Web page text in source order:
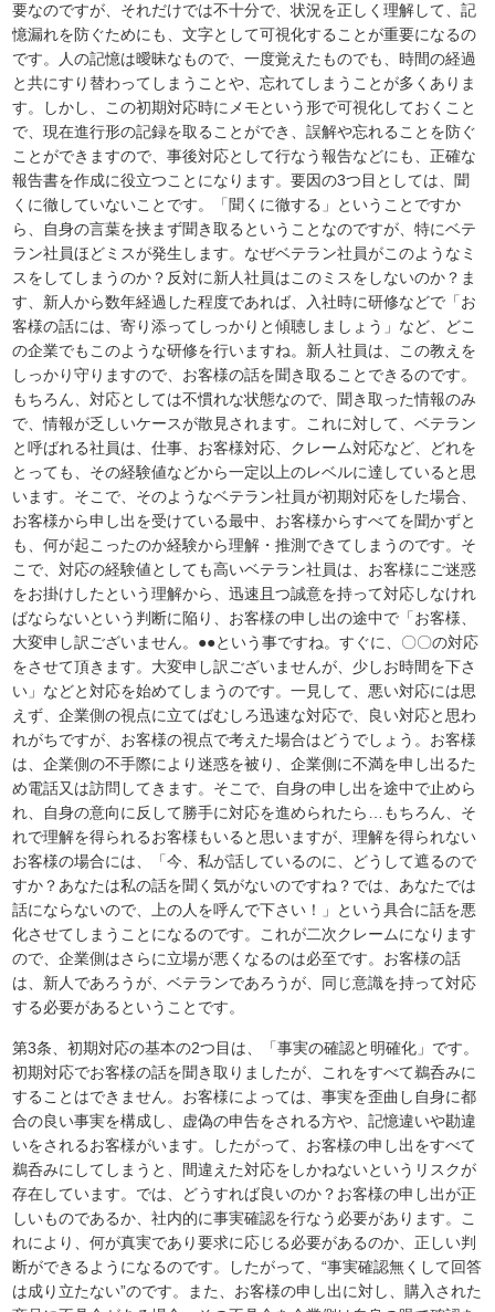
要なのですが、それだけでは不十分で、状況を正しく理解して、記
憶漏れを防ぐためにも、文字として可視化することが重要になるの
です。人の記憶は曖昧なもので、一度覚えたものでも、時間の経過
と共にすり替わってしまうことや、忘れてしまうことが多くありま
す。しかし、この初期対応時にメモという形で可視化しておくこと
で、現在進行形の記録を取ることができ、誤解や忘れることを防ぐ
ことができますので、事後対応として行なう報告などにも、正確な
報告書を作成に役立つことになります。要因の3つ目としては、聞
くに徹していないことです。「聞くに徹する」ということですか
ら、自身の言葉を挟まず聞き取るということなのですが、特にベテ
ラン社員ほどミスが発生します。なぜベテラン社員がこのようなミ
スをしてしまうのか？反対に新人社員はこのミスをしないのか？ま
す、新人から数年経過した程度であれば、入社時に研修などで「お
客様の話には、寄り添ってしっかりと傾聴しましょう」など、どこ
の企業でもこのような研修を行いますね。新人社員は、この教えを
しっかり守りますので、お客様の話を聞き取ることできるのです。
もちろん、対応としては不慣れな状態なので、聞き取った情報のみ
で、情報が乏しいケースが散見されます。これに対して、ベテラン
と呼ばれる社員は、仕事、お客様対応、クレーム対応など、どれを
とっても、その経験値などから一定以上のレベルに達していると思
います。そこで、そのようなベテラン社員が初期対応をした場合、
お客様から申し出を受けている最中、お客様からすべてを聞かずと
も、何が起こったのか経験から理解・推測できてしまうのです。そ
こで、対応の経験値としても高いベテラン社員は、お客様にご迷惑
をお掛けしたという理解から、迅速且つ誠意を持って対応しなけれ
ばならないという判断に陥り、お客様の申し出の途中で「お客様、
大変申し訳ございません。●●という事ですね。すぐに、〇〇の対応
をさせて頂きます。大変申し訳ございませんが、少しお時間を下さ
い」などと対応を始めてしまうのです。一見して、悪い対応には思
えず、企業側の視点に立てばむしろ迅速な対応で、良い対応と思わ
れがちですが、お客様の視点で考えた場合はどうでしょう。お客様
は、企業側の不手際により迷惑を被り、企業側に不満を申し出るた
め電話又は訪問してきます。そこで、自身の申し出を途中で止めら
れ、自身の意向に反して勝手に対応を進められたら…もちろん、そ
れで理解を得られるお客様もいると思いますが、理解を得られない
お客様の場合には、「今、私が話しているのに、どうして遮るので
すか？あなたは私の話を聞く気がないのですね？では、あなたでは
話にならないので、上の人を呼んで下さい！」という具合に話を悪
化させてしまうことになるのです。これが二次クレームになります
ので、企業側はさらに立場が悪くなるのは必至です。お客様の話
は、新人であろうが、ベテランであろうが、同じ意識を持って対応
する必要があるということです。
第3条、初期対応の基本の2つ目は、「事実の確認と明確化」です。
初期対応でお客様の話を聞き取りましたが、これをすべて鵜呑みに
することはできません。お客様によっては、事実を歪曲し自身に都
合の良い事実を構成し、虚偽の申告をされる方や、記憶違いや勘違
いをされるお客様がいます。したがって、お客様の申し出をすべて
鵜呑みにしてしまうと、間違えた対応をしかねないというリスクが
存在しています。では、どうすれば良いのか？お客様の申し出が正
しいものであるか、社内的に事実確認を行なう必要があります。こ
れにより、何が真実であり要求に応じる必要があるのか、正しい判
断ができるようになるのです。したがって、“事実確認無くして回答
は成り立たない”のです。また、お客様の申し出に対し、購入された